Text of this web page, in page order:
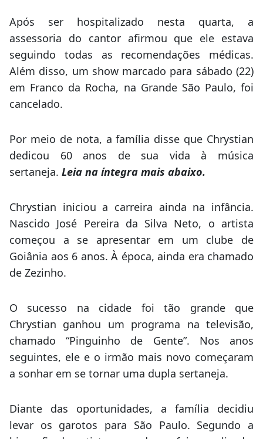
Após ser hospitalizado nesta quarta, a
assessoria do cantor afirmou que ele estava
seguindo todas as recomendações médicas.
Além disso, um show marcado para sábado (22)
em Franco da Rocha, na Grande São Paulo, foi
cancelado.
Por meio de nota, a família disse que Chrystian
dedicou 60 anos de sua vida à música
sertaneja. Leia na íntegra mais abaixo.
Chrystian iniciou a carreira ainda na infância.
Nascido José Pereira da Silva Neto, o artista
começou a se apresentar em um clube de
Goiânia aos 6 anos. À época, ainda era chamado
de Zezinho.
O sucesso na cidade foi tão grande que
Chrystian ganhou um programa na televisão,
chamado “Pinguinho de Gente”. Nos anos
seguintes, ele e o irmão mais novo começaram
a sonhar em se tornar uma dupla sertaneja.
Diante das oportunidades, a família decidiu
levar os garotos para São Paulo. Segundo a